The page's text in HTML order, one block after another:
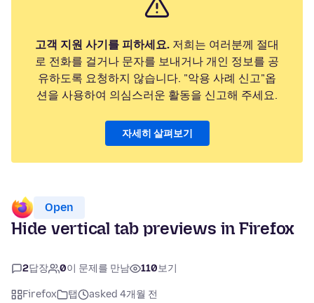
고객 지원 사기를 피하세요. 저희는 여러분께 절대
로 전화를 걸거나 문자를 보내거나 개인 정보를 공
유하도록 요청하지 않습니다. "악용 사례 신고"옵
션을 사용하여 의심스러운 활동을 신고해 주세요.
자세히 살펴보기
Open
Hide vertical tab previews in Firefox
2답장 0이 문제를 만남 110보기
Firefox 탭
asked 4개월 전